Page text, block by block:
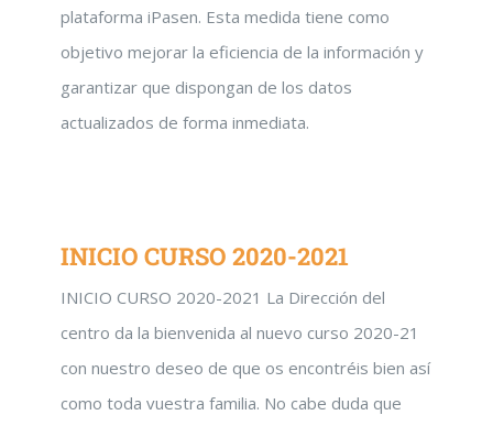
plataforma iPasen. Esta medida tiene como
objetivo mejorar la eficiencia de la información y
garantizar que dispongan de los datos
actualizados de forma inmediata.
INICIO CURSO 2020-2021
INICIO CURSO 2020-2021 La Dirección del
centro da la bienvenida al nuevo curso 2020-21
con nuestro deseo de que os encontréis bien así
como toda vuestra familia. No cabe duda que